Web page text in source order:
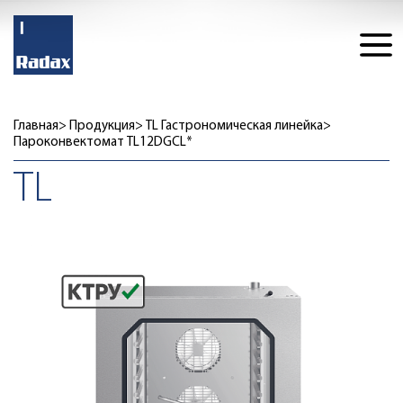
Главная Продукция
TL Гастрономическая линейка
Пароконвектомат TL12DGCL*
TL